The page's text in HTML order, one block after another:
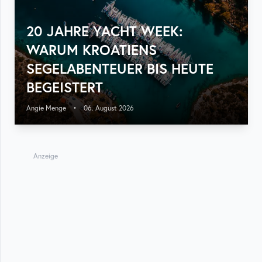
20 JAHRE YACHT WEEK:
WARUM KROATIENS
SEGELABENTEUER BIS HEUTE
BEGEISTERT
Angie Menge • 06. August 2026
Anzeige